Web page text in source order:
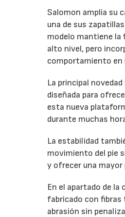
Salomon amplía su
una de sus
modelo mantiene la
alto nivel, pero
comportamiento en
La principal
diseñada para
esta nueva
durante muchas
La estabilidad
movimiento del pie
y ofrecer una
En el apartado de
fabricado con fibras
abrasión sin